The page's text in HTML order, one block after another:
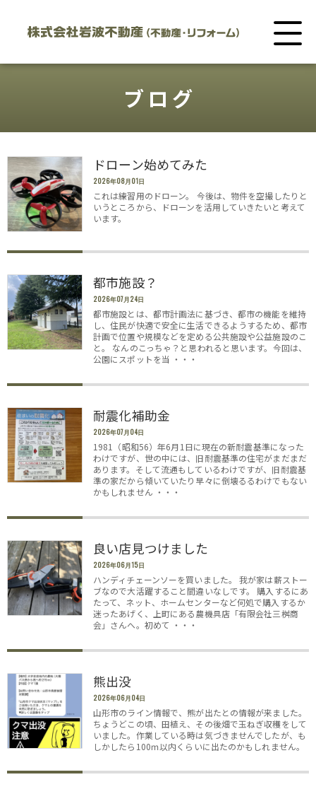
ブログ
ドローン始めてみた
2026年08月01日
これは練習用のドローン。 今後は、物件を空撮したりと
いうところから、ドローンを活用していきたいと考えて
います。
都市施設？
2026年07月24日
都市施設とは、都市計画法に基づき、都市の機能を維持
し、住民が快適で安全に生活できるようするため、都市
計画で位置や規模などを定める公共施設や公益施設のこ
と。 なんのこっちゃ？と思われると思います。今回は、
公園にスポットを当 ・・・
耐震化補助金
2026年07月04日
1981（昭和56）年6月1日に現在の新耐震基準になった
わけですが、世の中には、旧耐震基準の住宅がまだまだ
あります。そして流通もしているわけですが、旧耐震基
準の家だから傾いていたり早々に倒壊るるわけでもない
かもしれません ・・・
良い店見つけました
2026年06月15日
ハンディチェーンソーを買いました。 我が家は薪ストー
ブなので大活躍すること間違いなしです。 購入するにあ
たって、ネット、ホームセンターなど何処で購入するか
迷ったあげく、上町にある農機具店「有限会社三桝商
会」さんへ。初めて ・・・
熊出没
2026年06月04日
山形市のライン情報で、熊が出たとの情報が来ました。
ちょうどこの頃、田植え、その後畑で玉ねぎ収穫をして
いました。作業している時は気づきませんでしたが、も
しかしたら100ｍ以内くらいに出たのかもしれません。